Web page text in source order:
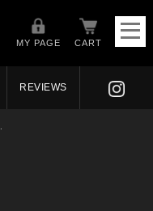
MY PAGE CART
REVIEWS